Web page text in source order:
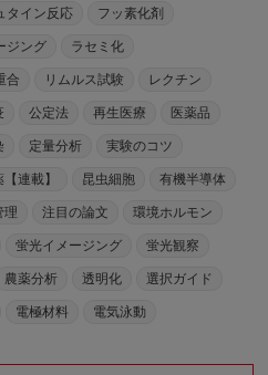
タイン反応 フッ素化剤
ジング ラセミ化
合 リムルス試験 レクチン
公定法 再生医療 医薬品
定量分析 実験のコツ
連載】 昆虫細胞 有機半導体
理 注目の論文 環境ホルモン
蛍光イメージング 蛍光観察
農薬分析 透明化 選択ガイド
電極材料 電気泳動